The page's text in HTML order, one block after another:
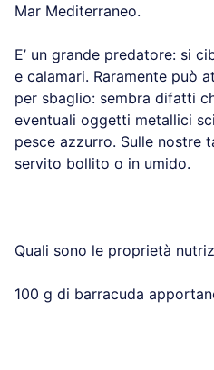
Mar Mediterraneo.
E’ un grande predatore: si
e calamari. Raramente può
per sbaglio: sembra difatti
eventuali oggetti metallici
pesce azzurro. Sulle nostre
servito bollito o in umido.
Quali sono le proprietà
100 g di barracuda